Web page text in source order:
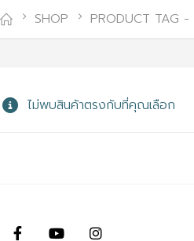
SHOP PRODUCT TAG -
ไม่พบสินค้าตรงกับที่คุณเลือก